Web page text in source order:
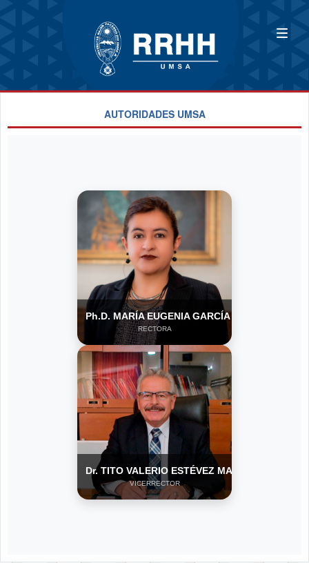
AUTORIDADES UMSA
Ph.D. MARÍA EUGENIA GARCÍA MORENO
RECTORA
Dr. TITO VALERIO ESTÉVEZ MARTINI
VICERRECTOR